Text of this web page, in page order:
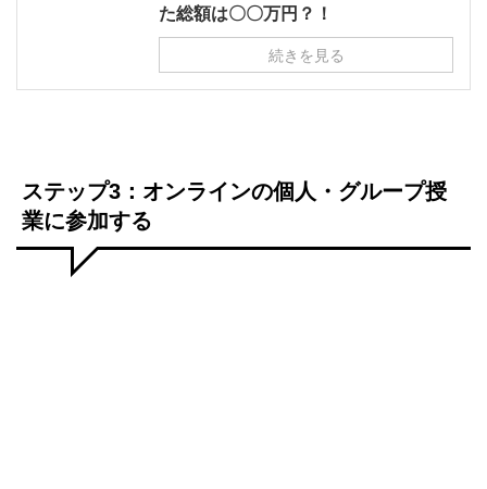
た総額は〇〇万円？！
続きを見る
ステップ3：オンラインの個人・グループ授
業に参加する